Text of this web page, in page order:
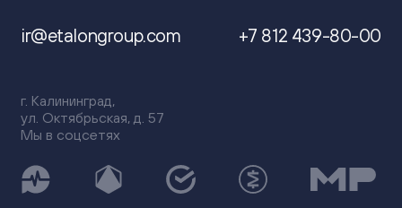
ir@etalongroup.com +7 812 439-80-00
г. Калининград,
ул. Октябрьская, д. 57
Мы в соцсетях